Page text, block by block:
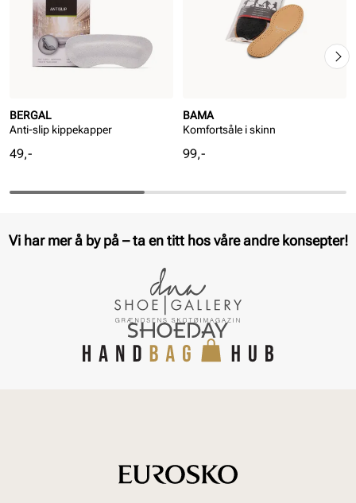
BERGAL
Anti-slip kippekapper
Pris
49,-
BAMA
Komfortsåle i skinn
Pris
99,-
Vi har mer å by på – ta en titt hos våre andre konsepter!